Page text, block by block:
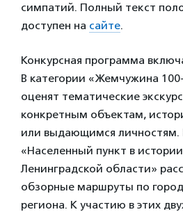
симпатий. Полный текст
доступен на сайте.
Конкурсная программа
В категории «Жемчужина
оценят тематические
конкретным объектам,
или выдающимся личностям.
«Населенный пункт в
Ленинградской области»
обзорные маршруты по
региона. К участию в этих